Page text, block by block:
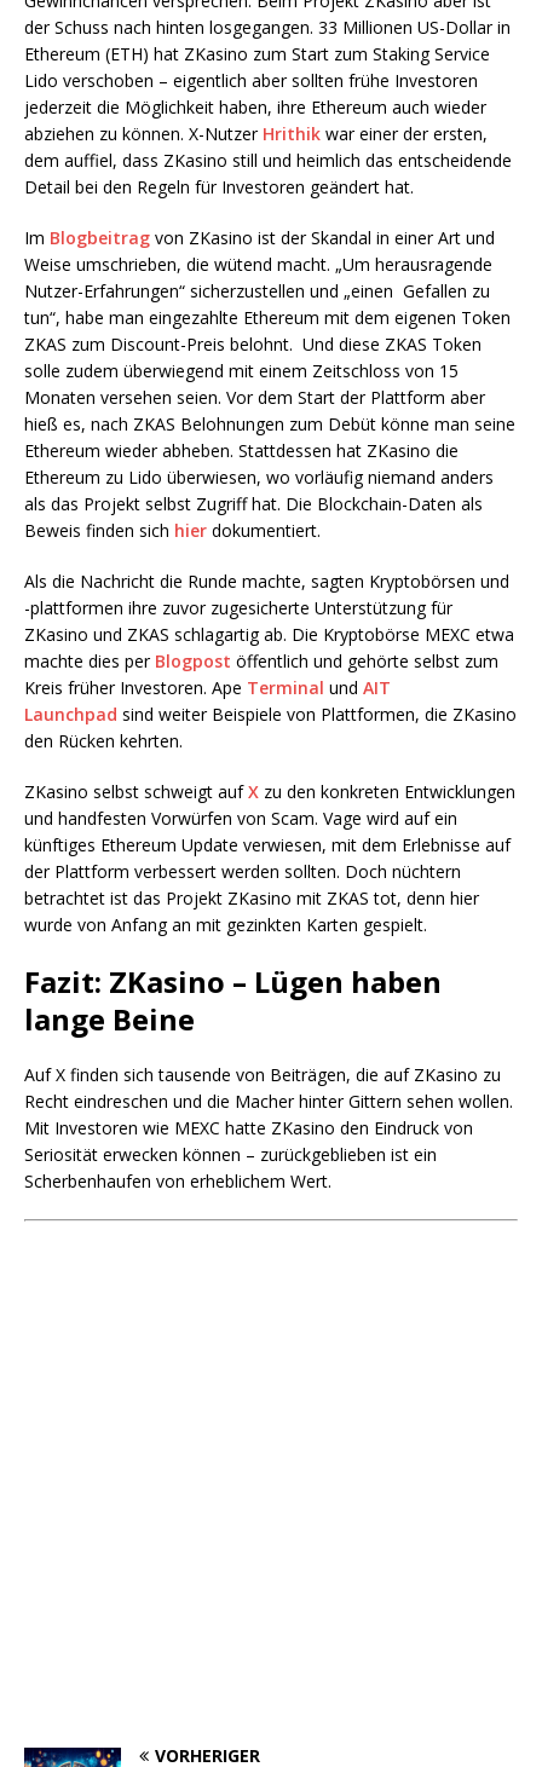
der Schuss nach hinten losgegangen. 33 Millionen US-Dollar in
Ethereum (ETH) hat ZKasino zum Start zum Staking Service
Lido verschoben – eigentlich aber sollten frühe Investoren
jederzeit die Möglichkeit haben, ihre Ethereum auch wieder
abziehen zu können. X-Nutzer Hrithik war einer der ersten,
dem auffiel, dass ZKasino still und heimlich das entscheidende
Detail bei den Regeln für Investoren geändert hat.
Im Blogbeitrag von ZKasino ist der Skandal in einer Art und
Weise umschrieben, die wütend macht. „Um herausragende
Nutzer-Erfahrungen“ sicherzustellen und „einen Gefallen zu
tun“, habe man eingezahlte Ethereum mit dem eigenen Token
ZKAS zum Discount-Preis belohnt. Und diese ZKAS Token
solle zudem überwiegend mit einem Zeitschloss von 15
Monaten versehen seien. Vor dem Start der Plattform aber
hieß es, nach ZKAS Belohnungen zum Debüt könne man seine
Ethereum wieder abheben. Stattdessen hat ZKasino die
Ethereum zu Lido überwiesen, wo vorläufig niemand anders
als das Projekt selbst Zugriff hat. Die Blockchain-Daten als
Beweis finden sich hier dokumentiert.
Als die Nachricht die Runde machte, sagten Kryptobörsen und
-plattformen ihre zuvor zugesicherte Unterstützung für
ZKasino und ZKAS schlagartig ab. Die Kryptobörse MEXC etwa
machte dies per Blogpost öffentlich und gehörte selbst zum
Kreis früher Investoren. Ape Terminal und AIT
Launchpad sind weiter Beispiele von Plattformen, die ZKasino
den Rücken kehrten.
ZKasino selbst schweigt aufX zu den konkreten Entwicklungen
und handfesten Vorwürfen von Scam. Vage wird auf ein
künftiges Ethereum Update verwiesen, mit dem Erlebnisse auf
der Plattform verbessert werden sollten. Doch nüchtern
betrachtet ist das Projekt ZKasino mit ZKAS tot, denn hier
wurde von Anfang an mit gezinkten Karten gespielt.
Fazit: ZKasino – Lügen haben
lange Beine
Auf X finden sich tausende von Beiträgen, die auf ZKasino zu
Recht eindreschen und die Macher hinter Gittern sehen wollen.
Mit Investoren wie MEXC hatte ZKasino den Eindruck von
Seriosität erwecken können – zurückgeblieben ist ein
Scherbenhaufen von erheblichem Wert.
VORHERIGER